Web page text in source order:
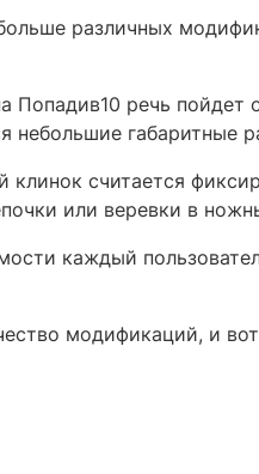
различных
Попадив10 речь
небольшие габаритные
считается
или веревки в
каждый
модификаций, и